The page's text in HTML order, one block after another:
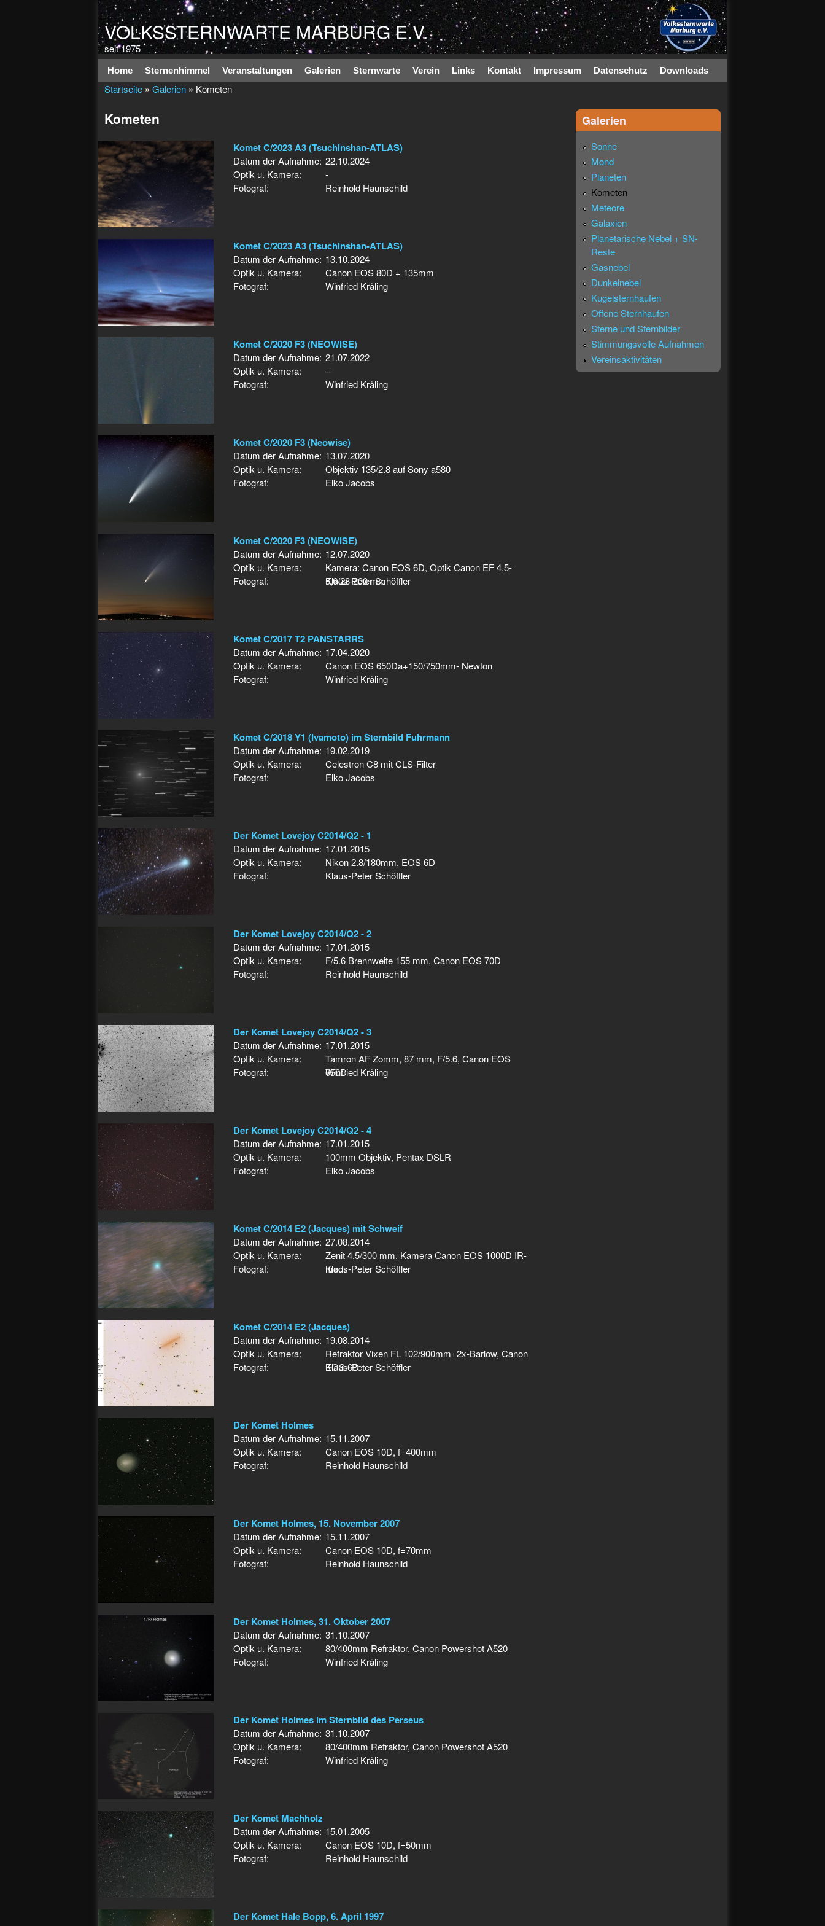
Direkt zum Inhalt
VOLKSSTERNWARTE MARBURG E.V.
seit 1975
Hauptmenü
Home Sternenhimmel Veranstaltungen Galerien Sternwarte Verein Links Kontakt Impressum Datenschutz Downloads
Startseite » Galerien » Kometen
Kometen
Komet C/2023 A3 (Tsuchinshan-ATLAS)
Datum der Aufnahme: 22.10.2024
Optik u. Kamera:
-
Fotograf:
Reinhold Haunschild
Komet C/2023 A3 (Tsuchinshan-ATLAS)
Datum der Aufnahme: 13.10.2024
Optik u. Kamera:
Canon EOS 80D + 135mm
Fotograf:
Winfried Kräling
Komet C/2020 F3 (NEOWISE)
Datum der Aufnahme: 21.07.2022
Optik u. Kamera:
--
Fotograf:
Winfried Kräling
Komet C/2020 F3 (Neowise)
Datum der Aufnahme: 13.07.2020
Optik u. Kamera:
Objektiv 135/2.8 auf Sony a580
Fotograf:
Elko Jacobs
Komet C/2020 F3 (NEOWISE)
Datum der Aufnahme: 12.07.2020
Optik u. Kamera:
Kamera: Canon EOS 6D, Optik Canon EF 4,5-
5,6/28-200 mm
Fotograf: Klaus-Peter Schöffler
Komet C/2017 T2 PANSTARRS
Datum der Aufnahme: 17.04.2020
Optik u. Kamera:
Canon EOS 650Da+150/750mm- Newton
Fotograf:
Winfried Kräling
Komet C/2018 Y1 (Ivamoto) im Sternbild Fuhrmann
Datum der Aufnahme: 19.02.2019
Optik u. Kamera:
Celestron C8 mit CLS-Filter
Fotograf:
Elko Jacobs
Der Komet Lovejoy C2014/Q2 - 1
Datum der Aufnahme: 17.01.2015
Optik u. Kamera:
Nikon 2.8/180mm, EOS 6D
Fotograf:
Klaus-Peter Schöffler
Der Komet Lovejoy C2014/Q2 - 2
Datum der Aufnahme: 17.01.2015
Optik u. Kamera:
F/5.6 Brennweite 155 mm, Canon EOS 70D
Fotograf:
Reinhold Haunschild
Der Komet Lovejoy C2014/Q2 - 3
Datum der Aufnahme: 17.01.2015
Optik u. Kamera:
Tamron AF Zomm, 87 mm, F/5.6, Canon EOS
650D
Fotograf: Winfried Kräling
Der Komet Lovejoy C2014/Q2 - 4
Datum der Aufnahme: 17.01.2015
Optik u. Kamera:
100mm Objektiv, Pentax DSLR
Fotograf:
Elko Jacobs
Komet C/2014 E2 (Jacques) mit Schweif
Datum der Aufnahme: 27.08.2014
Optik u. Kamera:
Zenit 4,5/300 mm, Kamera Canon EOS 1000D IR-
mod.
Fotograf: Klaus-Peter Schöffler
Komet C/2014 E2 (Jacques)
Datum der Aufnahme: 19.08.2014
Optik u. Kamera:
Refraktor Vixen FL 102/900mm+2x-Barlow, Canon
EOS 6D
Fotograf: Klaus-Peter Schöffler
Der Komet Holmes
Datum der Aufnahme: 15.11.2007
Optik u. Kamera:
Canon EOS 10D, f=400mm
Fotograf:
Reinhold Haunschild
Der Komet Holmes, 15. November 2007
Datum der Aufnahme: 15.11.2007
Optik u. Kamera:
Canon EOS 10D, f=70mm
Fotograf:
Reinhold Haunschild
Der Komet Holmes, 31. Oktober 2007
Datum der Aufnahme: 31.10.2007
Optik u. Kamera:
80/400mm Refraktor, Canon Powershot A520
Fotograf:
Winfried Kräling
Der Komet Holmes im Sternbild des Perseus
Datum der Aufnahme: 31.10.2007
Optik u. Kamera:
80/400mm Refraktor, Canon Powershot A520
Fotograf:
Winfried Kräling
Der Komet Machholz
Datum der Aufnahme: 15.01.2005
Optik u. Kamera:
Canon EOS 10D, f=50mm
Fotograf:
Reinhold Haunschild
Der Komet Hale Bopp, 6. April 1997
Galerien
Sonne
Mond
Planeten
Kometen
Meteore
Galaxien
Planetarische Nebel + SN-
Reste
Gasnebel
Dunkelnebel
Kugelsternhaufen
Offene Sternhaufen
Sterne und Sternbilder
Stimmungsvolle Aufnahmen
Vereinsaktivitäten